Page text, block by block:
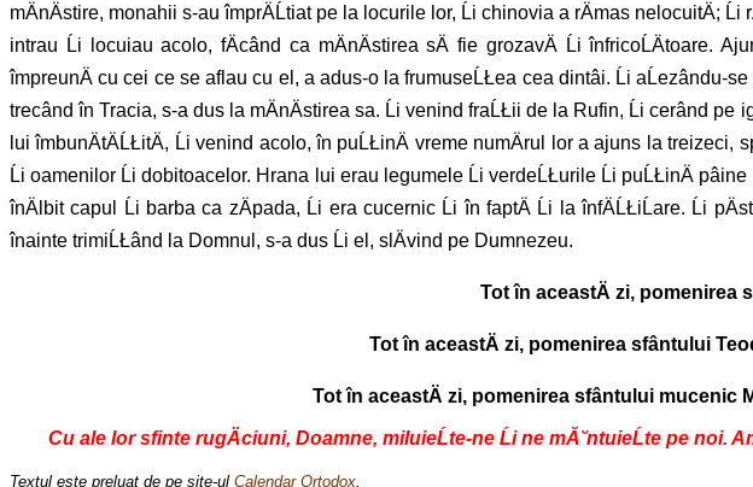
mÄnÄstire, monahii s-au împrÄĹtiat pe la locurile lor, Ĺi chinovia a rÄmas nelocuitÄ;
intrau Ĺi locuiau acolo, fÄcând ca mÄnÄstirea sÄ fie grozavÄ Ĺi
împreunÄ cu cei ce se aflau cu el, a adus-o la frumuseĹŁea cea dintâi. Ĺi aĹezându-
trecând în Tracia, s-a dus la mÄnÄstirea sa. Ĺi venind fraĹŁii de la Rufin, Ĺi cerând
lui îmbunÄtÄĹŁitÄ, Ĺi venind acolo, în puĹŁinÄ vreme numÄrul lor a ajuns la
Ĺi oamenilor Ĺi dobitoacelor. Hrana lui erau legumele Ĺi verdeĹŁurile Ĺi puĹŁinÄ
înÄlbit capul Ĺi barba ca zÄpada, Ĺi era cucernic Ĺi în faptÄ Ĺi la înfÄĹŁiĹare.
înainte trimiĹŁând la Domnul, s-a dus Ĺi el, slÄvind pe Dumnezeu.
Tot în aceastÄ zi, pomenirea
Tot în aceastÄ zi, pomenirea sfântului
Tot în aceastÄ zi, pomenirea sfântului mucenic
Cu ale lor sfinte rugÄciuni, Doamne, miluieĹte-ne Ĺi ne mĂ˘ntuieĹte pe noi.
Textul este preluat de pe site-ul Calendar Ortodox.